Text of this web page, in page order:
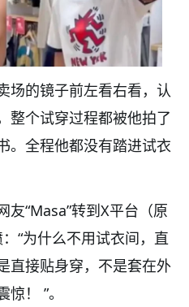
场的镜子前左看右看，认
整个试穿过程都被他拍了
。全程他都没有踏进试衣
友“Masa”转到X平台（原
“为什么不用试衣间，直
直接贴身穿，不是套在外
！ ”。